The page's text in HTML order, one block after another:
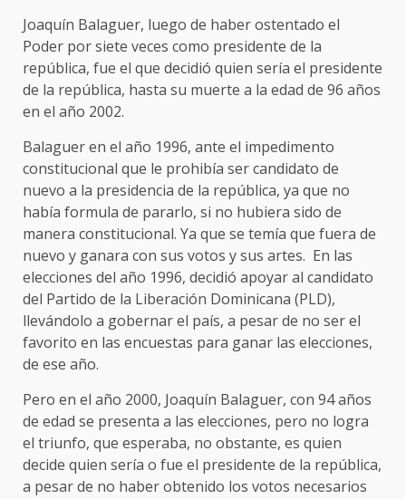
Joaquín Balaguer, luego de haber ostentado el
Poder por siete veces como presidente de la
república, fue el que decidió quien sería el presidente
de la república, hasta su muerte a la edad de 96 años
en el año 2002.
Balaguer en el año 1996, ante el impedimento
constitucional que le prohibía ser candidato de
nuevo a la presidencia de la república, ya que no
había formula de pararlo, si no hubiera sido de
manera constitucional. Ya que se temía que fuera de
nuevo y ganara con sus votos y sus artes. En las
elecciones del año 1996, decidió apoyar al candidato
del Partido de la Liberación Dominicana (PLD),
llevándolo a gobernar el país, a pesar de no ser el
favorito en las encuestas para ganar las elecciones,
de ese año.
Pero en el año 2000, Joaquín Balaguer, con 94 años
de edad se presenta a las elecciones, pero no logra
el triunfo, que esperaba, no obstante, es quien
decide quien sería o fue el presidente de la república,
a pesar de no haber obtenido los votos necesarios